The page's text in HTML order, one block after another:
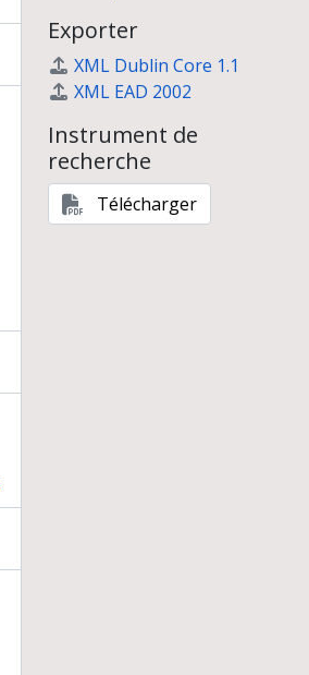
Exporter
XML Dublin Core 1.1
XML EAD 2002
Instrument de
recherche
Télécharger